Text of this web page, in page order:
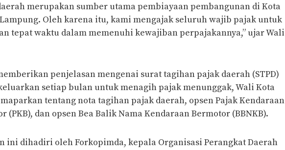
merupakan sumber utama pembiayaan pembangunan di Kota
Oleh karena itu, kami mengajak seluruh wajib pajak untuk
tepat waktu dalam memenuhi kewajiban perpajakannya,” ujar Wali
penjelasan mengenai surat tagihan pajak daerah (STPD)
setiap bulan untuk menagih pajak menunggak, Wali Kota
tentang nota tagihan pajak daerah, opsen Pajak Kendaraan
(PKB), dan opsen Bea Balik Nama Kendaraan Bermotor (BBNKB).
ini dihadiri oleh Forkopimda, kepala Organisasi Perangkat Daerah